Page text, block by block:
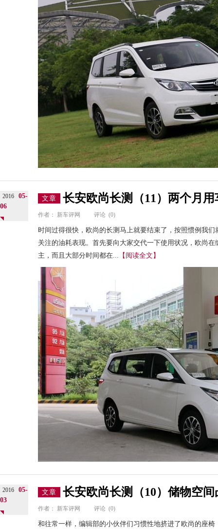
2016
05-
06
文章 长安欧尚长测（11）两个月
作者： 新车评网 评论 (0)
时间过得很快，欧尚的长测马上就要结束了，按照惯例我
关注的油耗表现。首先要向大家交代一下使用状况，欧尚
主，而且大部分时间都在... 【阅读全文】
2016
05-
03
文章 长安欧尚长测（10）储物空
作者： 新车评网 评论 (0)
和往常一样，编辑部的小伙伴们习惯性地挤进了欧尚的座